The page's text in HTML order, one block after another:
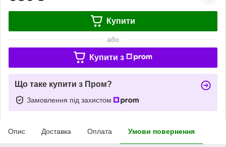
Купити
або
Купити з
Що таке купити з Пром?
Замовлення під захистом
Опис Доставка Оплата Умови повернення